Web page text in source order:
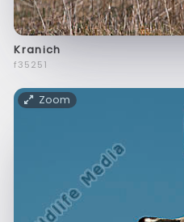
Kranich
f35251
Zoom